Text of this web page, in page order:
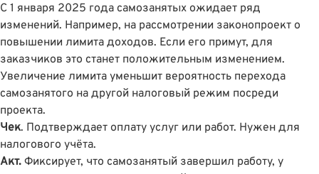
С 1 января 2025 года самозанятых ожидает ряд
изменений. Например, на рассмотрении законопроект о
повышении лимита доходов. Если его примут, для
заказчиков это станет положительным изменением.
Увеличение лимита уменьшит вероятность перехода
самозанятого на другой налоговый режим посреди
проекта.
Чек. Подтверждает оплату услуг или работ. Нужен для
налогового учёта.
Акт. Фиксирует, что самозанятый завершил работу, у